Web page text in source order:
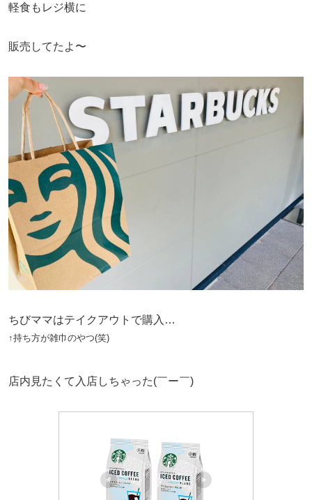
軽食もレジ横に
販売してたよ〜
ちびママはテイクアウトで購入…
↑持ち方が雑巾のやつ(笑)
店内見たくて入店しちゃった(￣ー￣)